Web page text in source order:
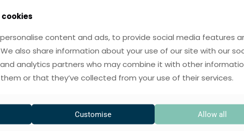
Kluge Entscheidungen bei chickenroad sichern
Freundin Die Kunst des Timings: Wann ist der
richtige Moment? Verkehrsmuster erkennen und
antizipieren Strategien[…]
titka
content and ads, to provide social media features
also share information about your use of our site with our
analytics partners who may combine it with other
or that they’ve collected from your use of their services.
Customise Allow all